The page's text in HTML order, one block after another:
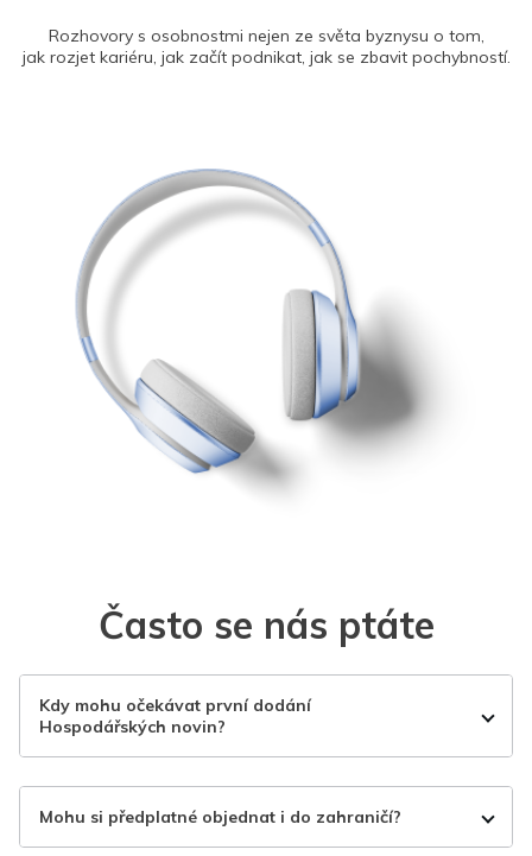
Rozhovory s osobnostmi nejen ze světa byznysu o tom,
jak rozjet kariéru, jak začít podnikat, jak se zbavit pochybností.
Často se nás ptáte
Kdy mohu očekávat první dodání
Hospodářských novin?
Mohu si předplatné objednat i do zahraničí?